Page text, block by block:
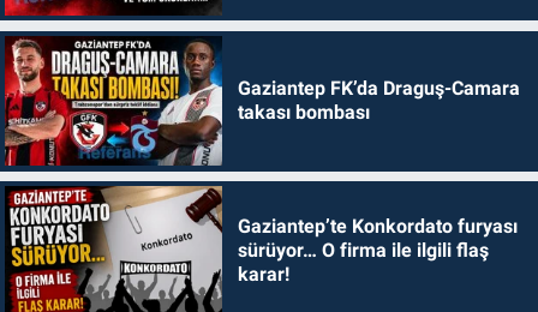
Gaziantep FK’da Draguş-Camara
takası bombası
Gaziantep’te Konkordato furyası
sürüyor… O firma ile ilgili flaş
karar!